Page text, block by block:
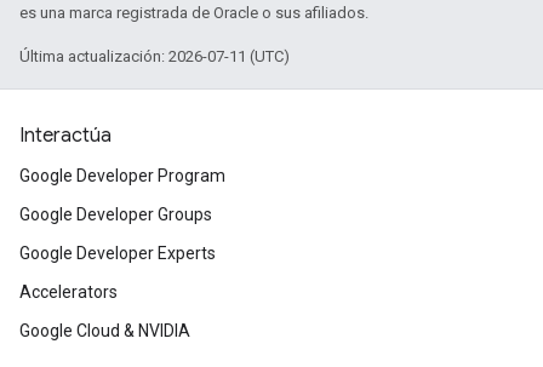
es una marca registrada de Oracle o sus afiliados.
Última actualización: 2026-07-11 (UTC)
Interactúa
Google Developer Program
Google Developer Groups
Google Developer Experts
Accelerators
Google Cloud & NVIDIA